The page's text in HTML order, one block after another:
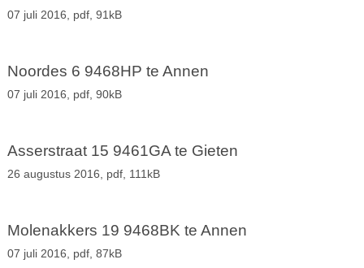
07 juli 2016, pdf, 91kB
Noordes 6 9468HP te Annen
07 juli 2016, pdf, 90kB
Asserstraat 15 9461GA te Gieten
26 augustus 2016, pdf, 111kB
Molenakkers 19 9468BK te Annen
07 juli 2016, pdf, 87kB